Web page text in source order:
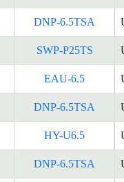
DNP-6.5TSA
SWP-P25TS
EAU-6.5
DNP-6.5TSA
HY-U6.5
DNP-6.5TSA